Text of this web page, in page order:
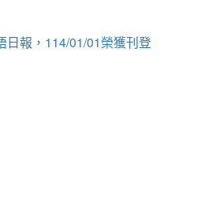
日報，114/01/01榮獲刊登